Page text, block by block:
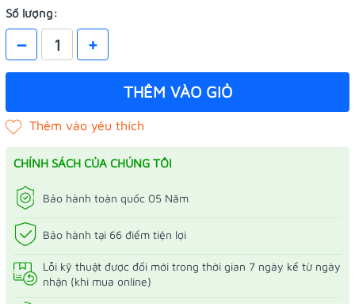
Số lượng:
– +
THÊM VÀO GIỎ
CHÍNH SÁCH CỦA CHÚNG TÔI
Bảo hành toàn quốc 05 Năm
Bảo hành tại 66 điểm tiện lợi
Lỗi kỹ thuật được đổi mới trong thời gian 7 ngày kể từ ngày
nhận (khi mua online)